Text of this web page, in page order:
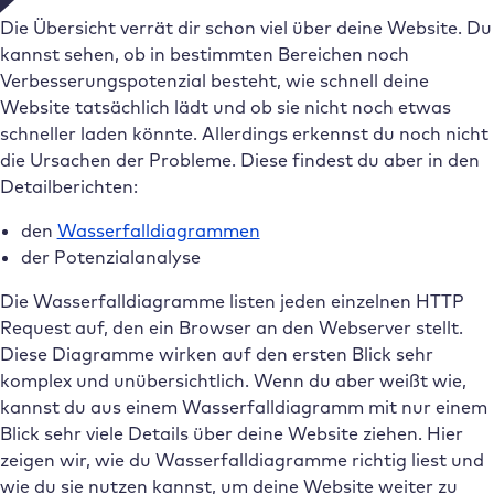
Die Übersicht verrät dir schon viel über deine Website. Du
kannst sehen, ob in bestimmten Bereichen noch
Verbesserungspotenzial besteht, wie schnell deine
Website tatsächlich lädt und ob sie nicht noch etwas
schneller laden könnte. Allerdings erkennst du noch nicht
die Ursachen der Probleme. Diese findest du aber in den
Detailberichten:
den Wasserfalldiagrammen
der Potenzialanalyse
Die Wasserfalldiagramme listen jeden einzelnen HTTP
Request auf, den ein Browser an den Webserver stellt.
Diese Diagramme wirken auf den ersten Blick sehr
komplex und unübersichtlich. Wenn du aber weißt wie,
kannst du aus einem Wasserfalldiagramm mit nur einem
Blick sehr viele Details über deine Website ziehen. Hier
zeigen wir, wie du Wasserfalldiagramme richtig liest und
wie du sie nutzen kannst, um deine Website weiter zu